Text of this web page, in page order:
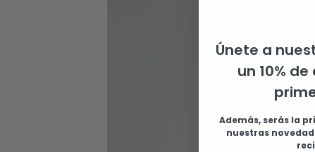
Únete a
un 10%
Además, serás la
nuestras